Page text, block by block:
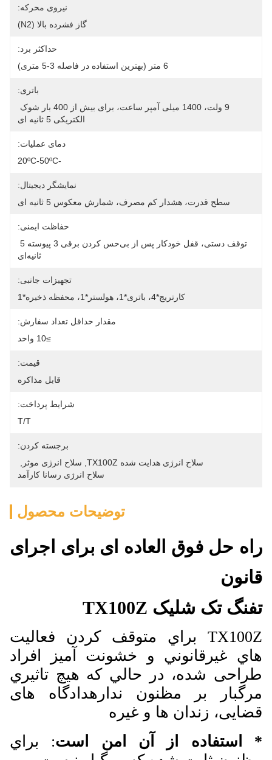
نیروی محرکه:
گاز فشرده بالا (N2)
حداکثر برد:
6 متر (بهترین استفاده در فاصله 3-5 متری)
باتری:
الکتریکی 5 ثانیه ای
دمای عملیات:
-20ºC-50ºC
نمایشگر دیجیتال:
سطح قدرت، هشدار کم مصرف، شمارش معکوس 5 ثانیه ای
حفاظت ایمنی:
ثانیه‌ای
تجهیزات جانبی:
کارتریج*4، باتری*1، هولستر*1، محفظه ذخیره*1
مقدار حداقل تعداد سفارش:
≥10 واحد
قیمت:
قابل مذاکره
شرایط پرداخت:
T/T
برجسته کردن:
سلاح انرژی هدایت شده TX100Z
سلاح انرژی موثر
سلاح انرژی رسانا کارآمد
توضیحات محصول
راه حل فوق العاده ای برای اجرای
قانون
تفنگ تک شليک TX100Z
TX100Z براي متوقف کردن فعاليت
هاي غيرقانوني و خشونت آمیز افراد
طراحی شده، در حالي که هيچ تاثيري
مرگبار بر مظنون ندارهدادگاه های
قضایی، زندان ها و غیره
* استفاده از آن امن است: براي